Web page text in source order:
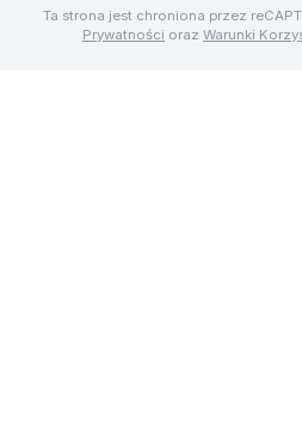
Ta strona jest chroniona przez
Prywatności oraz Warunki